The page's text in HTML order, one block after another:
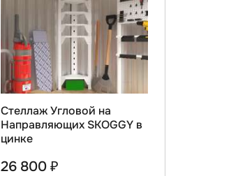
Стеллаж Угловой на
Направляющих SKOGGY в
цинке
26 800 ₽